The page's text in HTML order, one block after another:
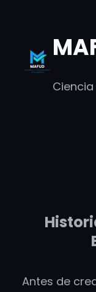
content
Antes de